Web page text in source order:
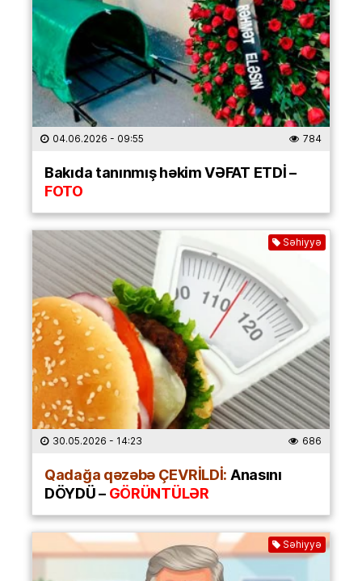
04.06.2026 - 09:55 784
Bakıda tanınmış həkim VƏFAT ETDİ –
FOTO
Səhiyyə
30.05.2026 - 14:23 686
Qadağa qəzəbə ÇEVRİLDİ:Anasını
DÖYDÜ –GÖRÜNTÜLƏR
Səhiyyə